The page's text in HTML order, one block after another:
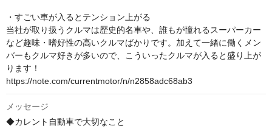
・すごい車が入るとテンション上がる
当社が取り扱うクルマは歴史的名車や、誰もが憧れるスーパーカー
など趣味・嗜好性の高いクルマばかりです。加えて一緒に働くメン
バーもクルマ好きが多いので、こういったクルマが入ると盛り上が
ります！
https://note.com/currentmotor/n/n2858adc68ab3
メッセージ
◆カレント自動車で大切なこと